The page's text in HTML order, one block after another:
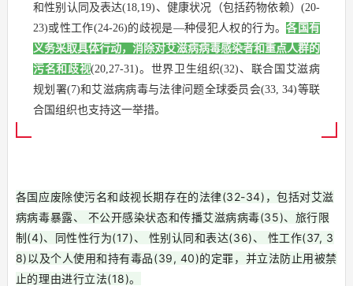
和性别认同及表达(18,19)、健康状况（包括药物依赖）(20-
23)或性工作(24-26)的歧视是—种侵犯人权的行为。各国有
义务采取具体行动，消除对艾滋病病毒感染者和重点人群的
污名和歧视(20,27-31)。世界卫生组织(32)、联合国艾滋病
规划署(7)和艾滋病病毒与法律问题全球委员会(33, 34)等联
合国组织也支持这一举措。
各国应废除使污名和歧视长期存在的法律(32-34)，包括对艾滋
病病毒暴露、 不公开感染状态和传播艾滋病病毒(35)、旅行限
制(4)、同性性行为(17)、 性别认同和表达(36)、 性工作(37, 3
8)以及个人使用和持有毒品(39, 40)的定罪，并立法防止用被禁
止的理由进行立法(18)。